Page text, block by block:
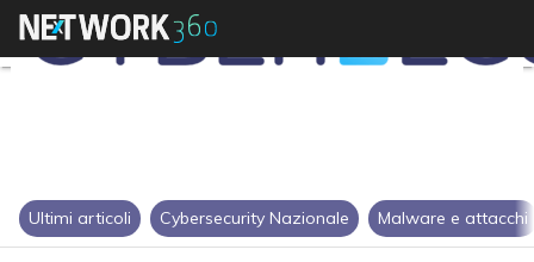
Ultimi articoli Cybersecurity Nazionale Malware e attacchi